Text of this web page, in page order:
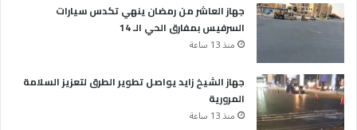
جهاز العاشر من رمضان ينهي تكدس سيارات
السرفيس بمفارق الحي الـ 14
منذ 13 ساعة
جهاز الشيخ زايد يواصل تطوير الطرق لتعزيز السلامة
المرورية
منذ 13 ساعة